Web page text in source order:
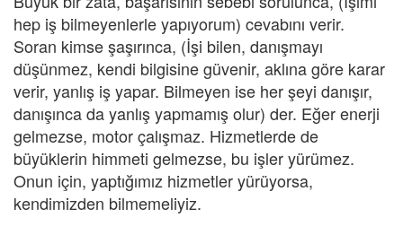
hep iş bilmeyenlerle yapıyorum) cevabını verir.
Soran kimse şaşırınca, (İşi bilen, danışmayı
düşünmez, kendi bilgisine güvenir, aklına göre karar
verir, yanlış iş yapar. Bilmeyen ise her şeyi danışır,
danışınca da yanlış yapmamış olur) der. Eğer enerji
gelmezse, motor çalışmaz. Hizmetlerde de
büyüklerin himmeti gelmezse, bu işler yürümez.
Onun için, yaptığımız hizmetler yürüyorsa,
kendimizden bilmemeliyiz.